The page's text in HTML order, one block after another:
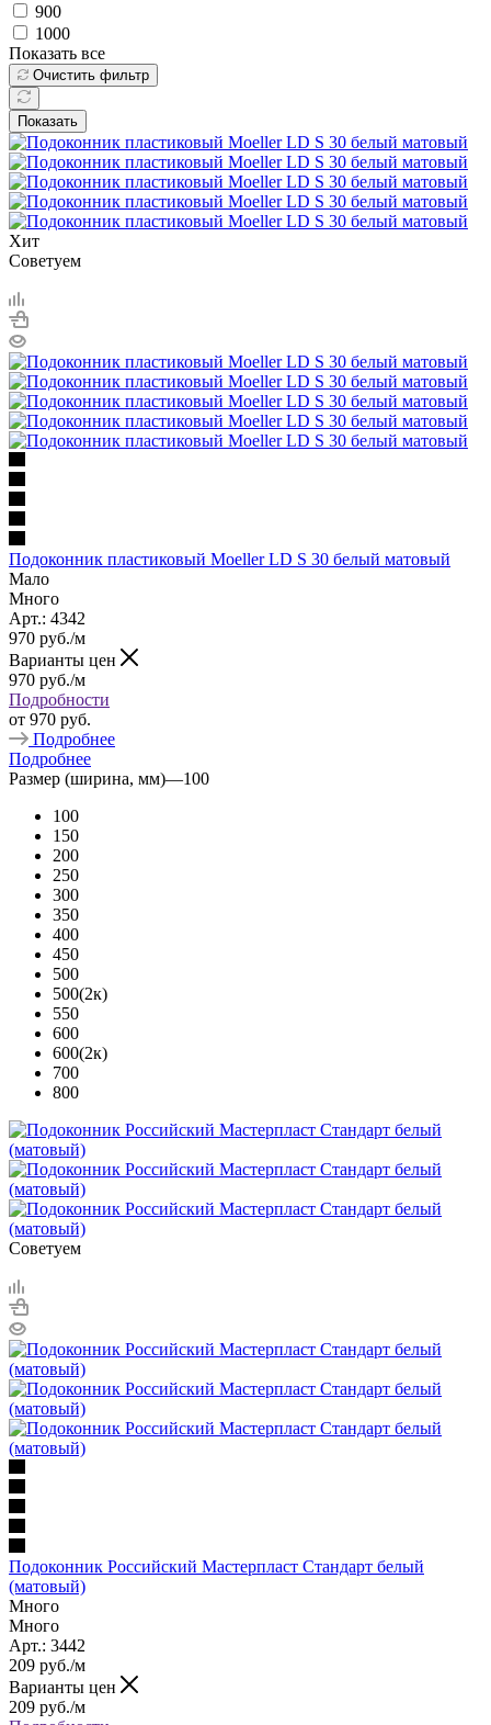
900
1000
Показать все
Очистить фильтр
Показать
Хит
Советуем
Подоконник пластиковый Moeller LD S 30 белый матовый
Мало
Много
Арт.: 4342
970 руб./м
Варианты цен
970 руб./м
Подробности
от 970 руб.
Подробнее
Подробнее
Размер (ширина, мм)—100
100
150
200
250
300
350
400
450
500
500(2к)
550
600
600(2к)
700
800
Советуем
Подоконник Российский Мастерпласт Стандарт белый
(матовый)
Много
Много
Арт.: 3442
209 руб./м
Варианты цен
209 руб./м